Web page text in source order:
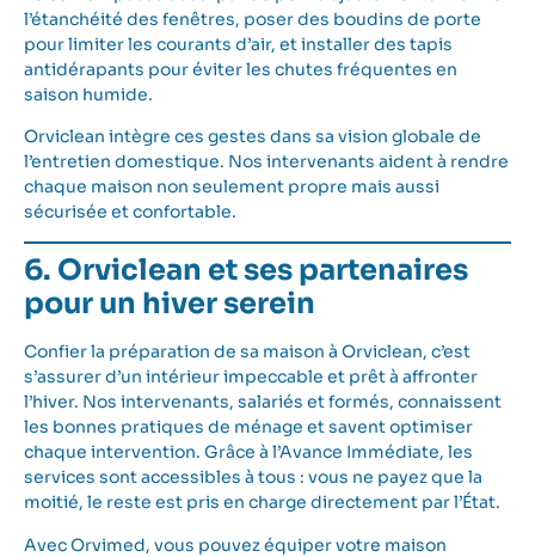
l’étanchéité des fenêtres, poser des boudins de porte
pour limiter les courants d’air, et installer des tapis
antidérapants pour éviter les chutes fréquentes en
saison humide.
Orviclean intègre ces gestes dans sa vision globale de
l’entretien domestique. Nos intervenants aident à rendre
chaque maison non seulement propre mais aussi
sécurisée et confortable.
6. Orviclean et ses partenaires
pour un hiver serein
Confier la préparation de sa maison à Orviclean, c’est
s’assurer d’un intérieur impeccable et prêt à affronter
l’hiver. Nos intervenants, salariés et formés, connaissent
les bonnes pratiques de ménage et savent optimiser
chaque intervention. Grâce à l’Avance Immédiate, les
services sont accessibles à tous : vous ne payez que la
moitié, le reste est pris en charge directement par l’État.
AvecOrvimed, vous pouvez équiper votre maison